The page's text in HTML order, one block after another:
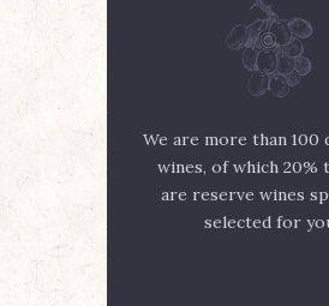
We are more than
wines, of which 20%
are reserve wines
selected for